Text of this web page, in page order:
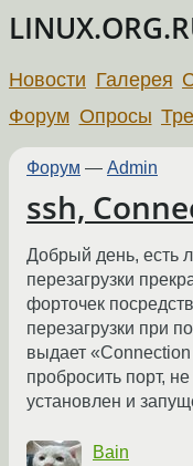
Новости Галерея
Форум Опросы
Форум — Admin
ssh,
Добрый день, есть
перезагрузки
форточек
перезагрузки при
выдает
пробросить порт,
установлен и
Bain